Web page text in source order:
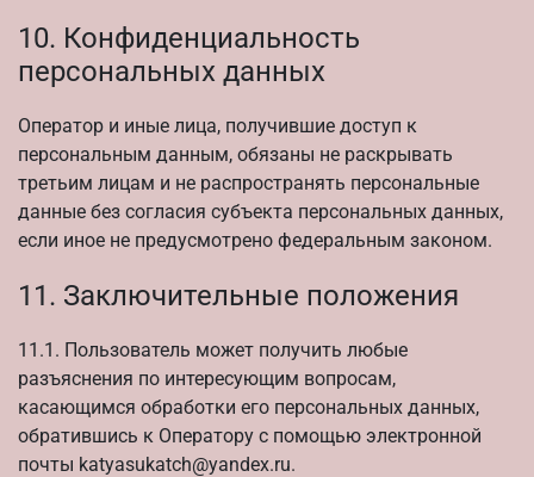
10. Конфиденциальность
персональных данных
Оператор и иные лица, получившие доступ к
персональным данным, обязаны не раскрывать
третьим лицам и не распространять персональные
данные без согласия субъекта персональных данных,
если иное не предусмотрено федеральным законом.
11. Заключительные положения
11.1. Пользователь может получить любые
разъяснения по интересующим вопросам,
касающимся обработки его персональных данных,
обратившись к Оператору с помощью электронной
почты katyasukatch@yandex.ru.